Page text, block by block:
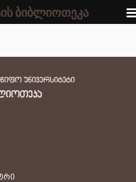
ბიბლიოთეკა